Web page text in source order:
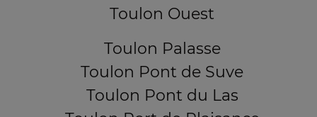
Toulon Ouest
Toulon Palasse
Toulon Pont de Suve
Toulon Pont du Las